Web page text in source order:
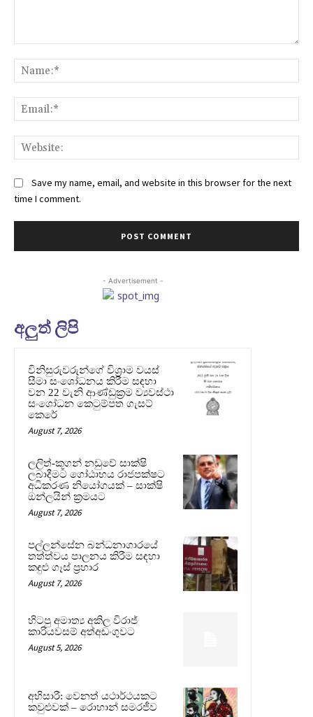
Save my name, email, and website in this browser for the next
time I comment.
- Advertisement -
අලුත් ලිපි
විනිසුරුවරුන්ගේ විශ්‍රාම වයස්
සීමා සංශෝධනය කිරීම සඳහා
වන 22 වැනි ආණ්ඩුක්‍රම ව්‍යවස්ථා
සංශෝධන කෙටුම්පත ගැසට්
කෙරේ
August 7, 2026
ලලිත්-කූගන් නඩුවේ සාක්ෂි
ලබාදීමට ගෝඨාභය රාජපක්ෂට
අධිකරණ නියෝගයක් – සාක්ෂි
ඔන්ලයින් ක්‍රමයට
August 7, 2026
පල්ලන්සේන බන්ධනාගාරයේ
තත්ත්වය පාලනය කිරීම සඳහා
කඳුළු ගෑස් ප්‍රහාර
August 7, 2026
හිටපු අමාත්‍ය අකිල විරාජ්
කාරියවසම් අත්අඩංගුවට
August 5, 2026
අභිසාරී: වෙනත් යථාර්ථයකට
කවුළුවක් – රොහාන් සමරජීව